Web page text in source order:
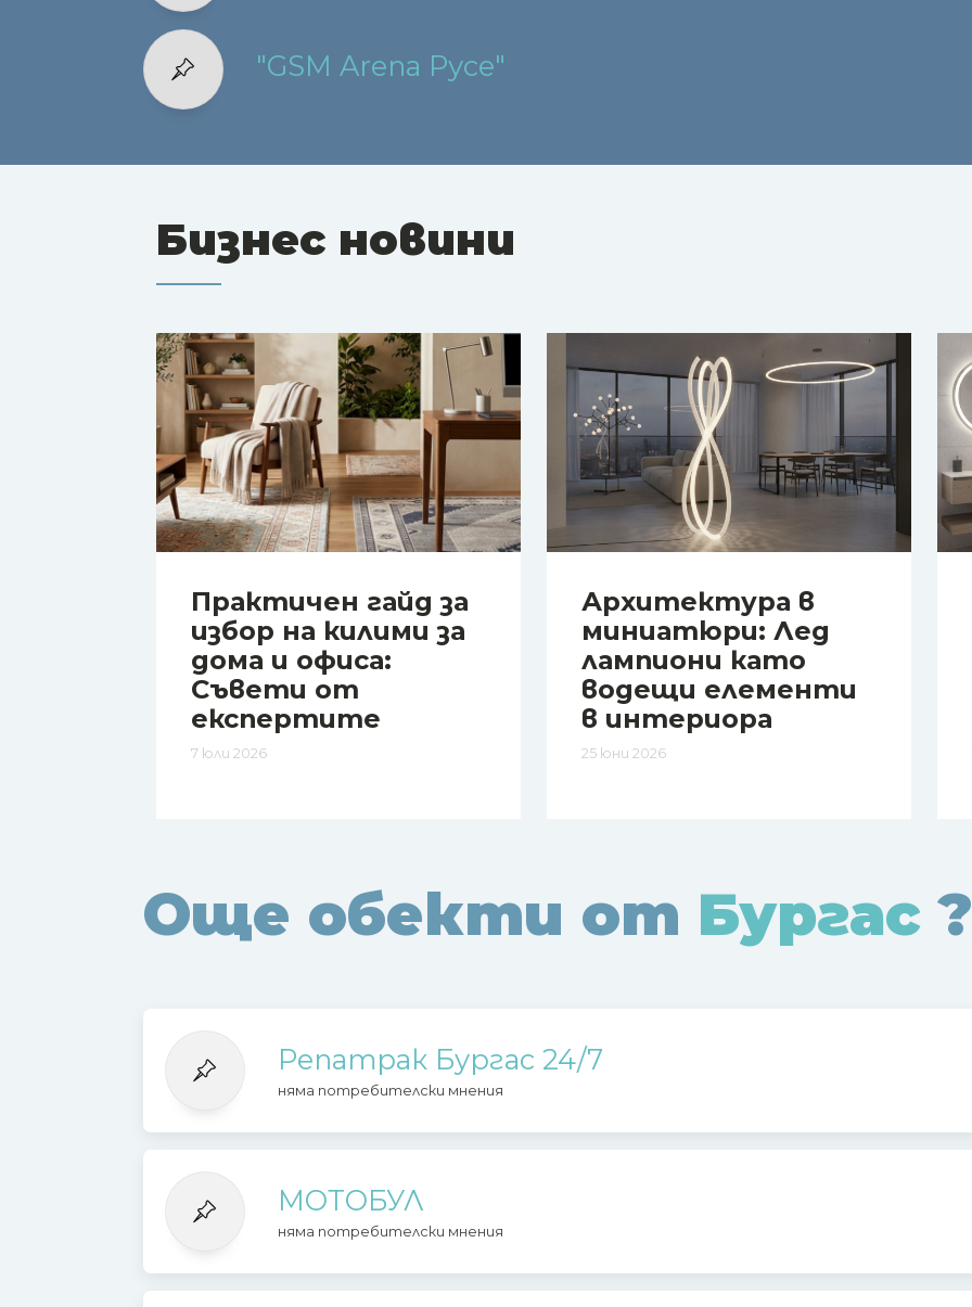
"GSM Arena Русе"
Бизнес новини
Практичен гайд за
избор на килими за
дома и офиса:
Съвети от
експертите
7 юли 2026
Архитектура в
миниатюри: Лед
лампиони като
водещи елементи
в интериора
25 юни 2026
Още обекти от Бургас
Репатрак Бургас 24/7
няма потребителски мнения
МОТОБУЛ
няма потребителски мнения